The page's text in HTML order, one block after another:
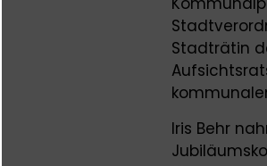
Stadträtin
Iris Behr